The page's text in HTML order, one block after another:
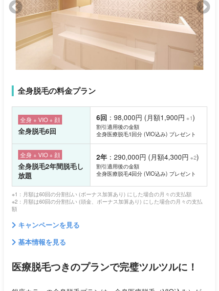
全身脱毛の料金プラン
全身 + VIO + 顔
全身脱毛6回
6回 ：98,000円 (月額1,900円 ※1)
割引適用後の金額
全身医療脱毛1回分 (VIO込み) プレゼント
全身 + VIO + 顔
全身脱毛2年間脱毛し
放題
2年 ：290,000円 (月額4,300円 ※2)
割引適用後の金額
全身医療脱毛4回分 (VIO込み) プレゼント
※1：月額は60回の分割払い (ボーナス加算あり) にした場合の月々の支払額
※2：月額は60回の分割払い (頭金、ボーナス加算あり) にした場合の月々の支払
額
キャンペーンを見る
基本情報を見る
医療脱毛つきのプランで完璧ツルツルに！